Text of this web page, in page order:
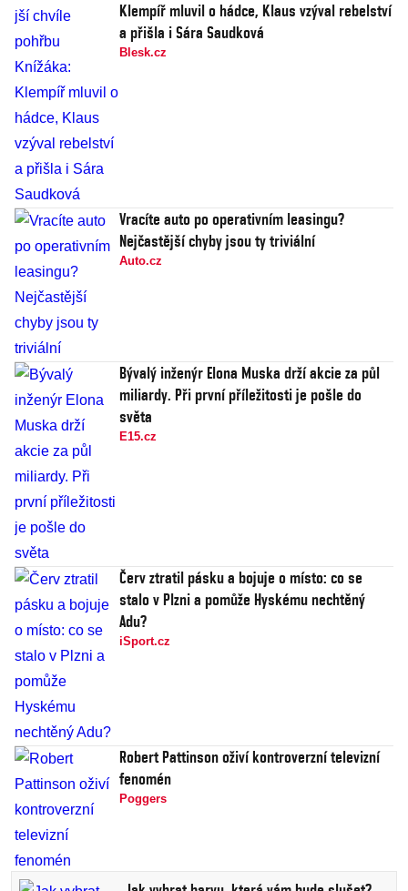
Klempíř mluvil o hádce, Klaus vzýval rebelství
a přišla i Sára Saudková
Blesk.cz
Vracíte auto po operativním leasingu?
Nejčastější chyby jsou ty triviální
Auto.cz
Bývalý inženýr Elona Muska drží akcie za půl
miliardy. Při první příležitosti je pošle do
světa
E15.cz
Červ ztratil pásku a bojuje o místo: co se
stalo v Plzni a pomůže Hyskému nechtěný
Adu?
iSport.cz
Robert Pattinson oživí kontroverzní televizní
fenomén
Poggers